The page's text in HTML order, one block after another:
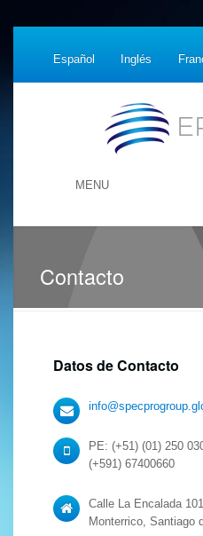
Español Inglés
MENU
Contacto
Datos de Contacto
PE: (+51) (01) 250
(+591) 67400660
Calle La Encalada
Monterrico, Santiago